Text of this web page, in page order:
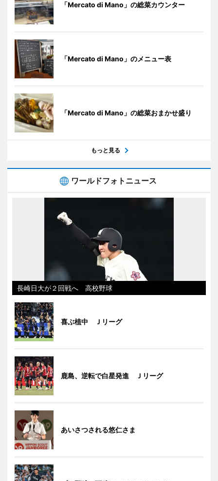
「Mercato di Mano」の総菜カウンター
「Mercato di Mano」のメニュー表
「Mercato di Mano」の総菜おまかせ盛り
もっと見る
ワールドフォトニュース
長崎日大が２回戦へ 高校野球
喜ぶ植中 Ｊリーグ
鹿島、逆転で白星発進 Ｊリーグ
あいさつされる悠仁さま